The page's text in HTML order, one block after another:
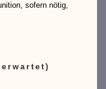
sofern nötig,